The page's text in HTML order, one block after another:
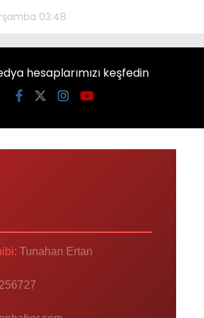
03:48
hesaplarımızı keşfedin
Tunahan Ertan